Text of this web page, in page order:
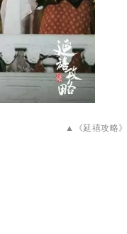
▲《延禧攻略》